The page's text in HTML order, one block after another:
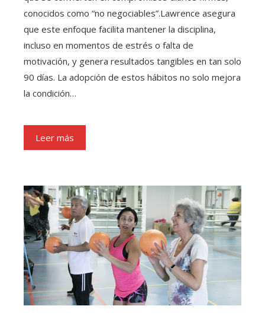
conocidos como “no negociables”.Lawrence asegura
que este enfoque facilita mantener la disciplina,
incluso en momentos de estrés o falta de
motivación, y genera resultados tangibles en tan solo
90 días. La adopción de estos hábitos no solo mejora
la condición…
Leer más